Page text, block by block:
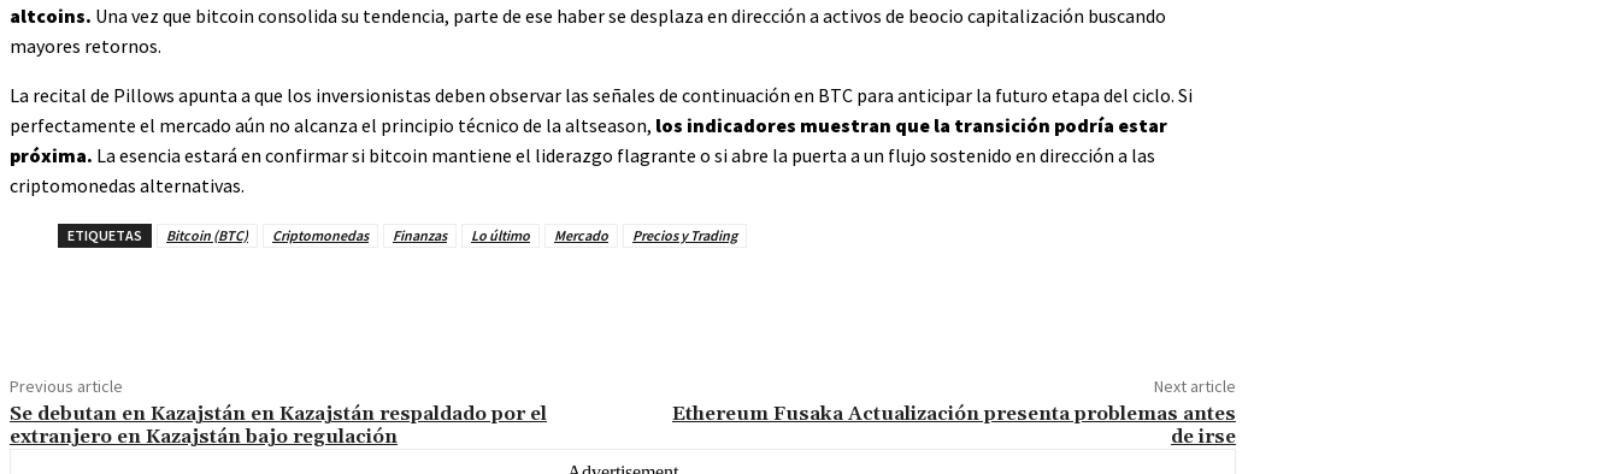
altcoins. Una vez que bitcoin consolida su tendencia, parte de ese haber se desplaza en dirección a activos de beocio capitalización buscando
mayores retornos.
La recital de Pillows apunta a que los inversionistas deben observar las señales de continuación en BTC para anticipar la futuro etapa del ciclo. Si
perfectamente el mercado aún no alcanza el principio técnico de la altseason, los indicadores muestran que la transición podría estar
próxima. La esencia estará en confirmar si bitcoin mantiene el liderazgo flagrante o si abre la puerta a un flujo sostenido en dirección a las
criptomonedas alternativas.
ETIQUETAS Bitcoin (BTC) Criptomonedas Finanzas Lo último Mercado Precios y Trading
Previous article
Se debutan en Kazajstán en Kazajstán respaldado por el
extranjero en Kazajstán bajo regulación
Next article
Ethereum Fusaka Actualización presenta problemas antes
de irse